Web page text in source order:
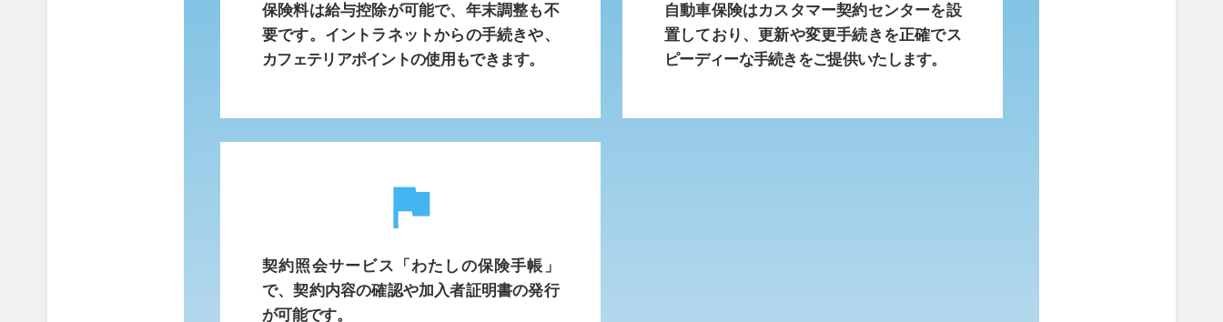
保険料は給与控除が可能で、年末調整も不
要です。イントラネットからの手続きや、
カフェテリアポイントの使用もできます。
自動車保険はカスタマー契約センターを設
置しており、更新や変更手続きを正確でス
ピーディーな手続きをご提供いたします。
flag
契約照会サービス「わたしの保険手帳」
で、契約内容の確認や加入者証明書の発行
が可能です。